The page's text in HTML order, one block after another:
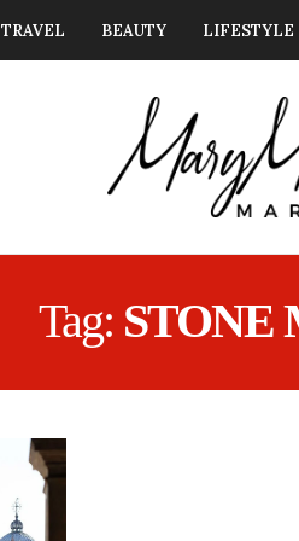
TRAVEL BEAUTY LIFESTYLE
Tag: STONE